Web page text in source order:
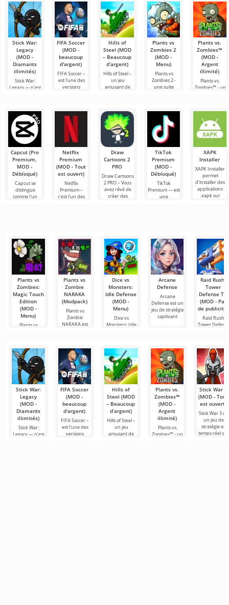
Stick War:
Legacy
(MOD -
Diamants
illimités)
Stick War:
Legacy — n'est
militaire en
temps réel,
mais une
FIFA Soccer
(MOD -
beaucoup
d'argent)
FIFA Soccer –
est l'une des
versions
le thème du
football. Elle se
Hills of
Steel (MOD
– Beaucoup
d’argent)
Hills of Steel –
un jeu
amusant de
style cartoon
coloré. La
Plants vs
Zombies 2
(MOD -
Menu)
Plants vs
Zombies 2 -
une suite
récompensé
par plus de
Plants vs.
Zombies™
(MOD -
Argent
illimité)
Plants vs.
Zombies™ - un
populaire dans
son
Capcut (Pro
Premium,
MOD -
Débloqué)
Capcut se
distingue
comme l'un
Netflix
Premium
(MOD - Tout
est ouvert)
Netflix
Premium –
c'est l'un des
Draw
Cartoons 2
PRO
Draw Cartoons
2 PRO – Vous
avez rêvé de
créer des
TikTok
Premium
(MOD -
Débloqué)
TikTok
Premium — est
une
XAPK
Installer
XAPK Installer
permet
d'installer des
applications
.xapk sur
Plants vs
Zombies:
Magic Touch
Edition
(MOD -
Menu)
Plants vs
Plants vs
Zombie
NARAKA
(Modpack)
Plants vs
Zombie
NARAKA est
Dice vs
Monsters:
Idle Defense
(MOD -
Menu)
Dice vs
Monsters: Idle
Arcane
Defense
Arcane
Defense est un
jeu de stratégie
captivant
Raid Rush:
Tower
Defense TD
(MOD - Pas
de publicité)
Raid Rush:
Tower
Stick War:
Legacy
(MOD -
Diamants
illimités)
Stick War:
Legacy — n'est
FIFA Soccer
(MOD -
beaucoup
d'argent)
FIFA Soccer –
est l'une des
versions
Hills of
Steel (MOD
– Beaucoup
d’argent)
Hills of Steel –
un jeu
amusant de
Plants vs.
Zombies™
(MOD -
Argent
illimité)
Plants vs.
Zombies™ - un
Stick War 3
(MOD - Tout
est ouvert)
Stick War 3 est
un jeu de
stratégie en
temps réel sur